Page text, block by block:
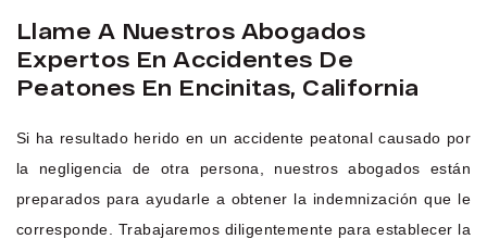
Llame A Nuestros Abogados
Expertos En Accidentes De
Peatones En Encinitas, California
Si ha resultado herido en un accidente peatonal causado por
la negligencia de otra persona, nuestros abogados están
preparados para ayudarle a obtener la indemnización que le
corresponde. Trabajaremos diligentemente para establecer la